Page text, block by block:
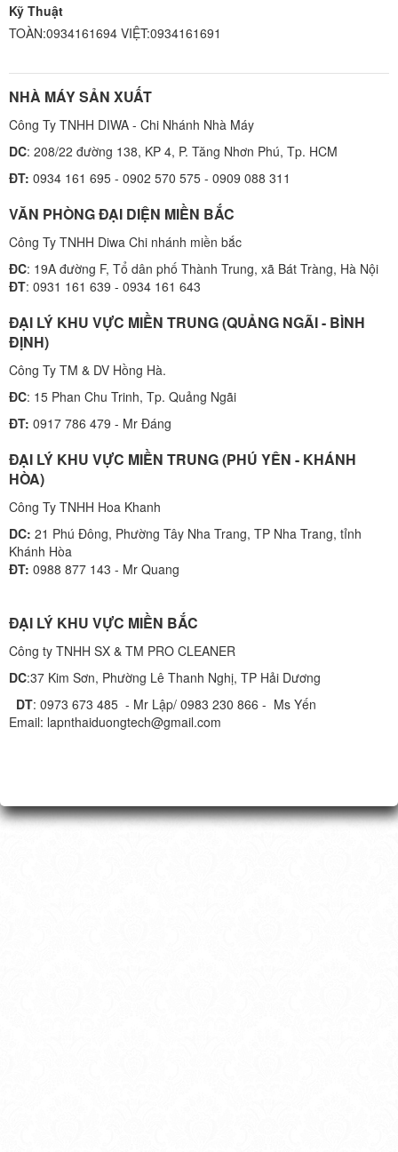
Kỹ Thuật
TOÀN:0934161694 VIỆT:0934161691
NHÀ MÁY SẢN XUẤT
Công Ty TNHH DIWA - Chi Nhánh Nhà Máy
DC: 208/22 đường 138, KP 4, P. Tăng Nhơn Phú, Tp. HCM
ĐT: 0934 161 695 - 0902 570 575 - 0909 088 311
VĂN PHÒNG ĐẠI DIỆN MIỀN BẮC
Công Ty TNHH Diwa Chi nhánh miền bắc
ĐC: 19A đường F, Tổ dân phố Thành Trung, xã Bát Tràng, Hà Nội
ĐT: 0931 161 639 - 0934 161 643
ĐẠI LÝ KHU VỰC MIỀN TRUNG (QUẢNG NGÃI - BÌNH
ĐỊNH)
Công Ty TM & DV Hồng Hà.
ĐC: 15 Phan Chu Trinh, Tp. Quảng Ngãi
ĐT: 0917 786 479 - Mr Đáng
ĐẠI LÝ KHU VỰC MIỀN TRUNG (PHÚ YÊN - KHÁNH
HÒA)
Công Ty TNHH Hoa Khanh
DC: 21 Phú Đông, Phường Tây Nha Trang, TP Nha Trang, tỉnh
Khánh Hòa
ĐT: 0988 877 143 - Mr Quang
ĐẠI LÝ KHU VỰC MIỀN BẮC
Công ty TNHH SX & TM PRO CLEANER
DC:37 Kim Sơn, Phường Lê Thanh Nghị, TP Hải Dương
DT: 0973 673 485 - Mr Lập/ 0983 230 866 - Ms Yến
Email: lapnthaiduongtech@gmail.com